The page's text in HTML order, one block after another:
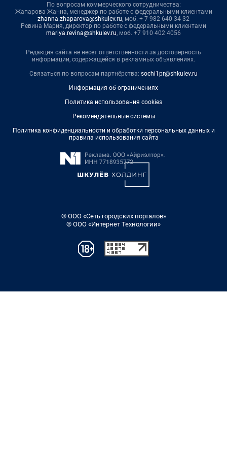
По вопросам коммерческого сотрудничества:
Жапарова Жанна, менеджер по работе с федеральными клиентами
zhanna.zhaparova@shkulev.ru, моб. + 7 982 640 34 32
Ревина Мария, директор по работе с федеральными клиентами
mariya.revina@shkulev.ru, моб. +7 910 402 4056
Редакция сайта не несет ответственности за достоверность
информации, содержащейся в рекламных объявлениях.
Связаться по вопросам партнёрства: sochi1pr@shkulev.ru
Информация об ограничениях
Политика использования cookies
Рекомендательные системы
Политика конфиденциальности и обработки персональных данных и
правила использования сайта
© ООО «Сеть городских порталов»
© ООО «Интернет Технологии»